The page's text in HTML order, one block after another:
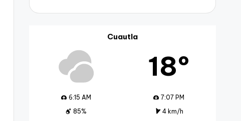
Cuautla
18º
6:15 AM
7:07 PM
85%
4 km/h